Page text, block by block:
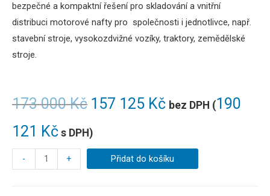
173 000Kč 157 125 Kč bez DPH (190
121 Kč s DPH)
bezpečné a kompaktní řešení pro skladování a vnitřní
distribuci motorové nafty pro společnosti i jednotlivce, např.
stavební stroje, vysokozdvižné vozíky, traktory, zemědělské
stroje.
- + Přidat do košíku